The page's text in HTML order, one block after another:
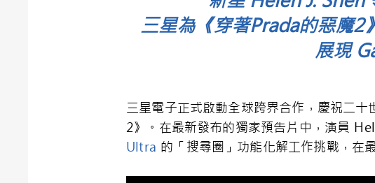
三星為《穿著Prada的惡魔2
展現
三星電子正式啟動全球跨界合作，慶祝二
2》。在最新發布的獨家預告片中，演員
Ultra 的「搜尋圈」功能化解工作挑戰，在